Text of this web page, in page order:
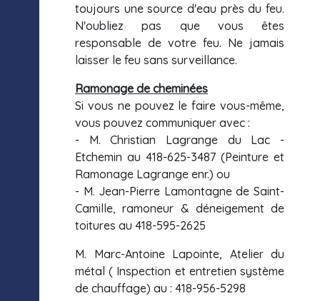
toujours une source d'eau près du feu.
N'oubliez pas que vous êtes
responsable de votre feu. Ne jamais
laisser le feu sans surveillance.
Ramonage de cheminées
Si vous ne pouvez le faire vous-même,
vous pouvez communiquer avec :
- M. Christian Lagrange du Lac -
Etchemin au 418-625-3487 (Peinture et
Ramonage Lagrange enr.) ou
- M. Jean-Pierre Lamontagne de Saint-
Camille, ramoneur & déneigement de
toitures au 418-595-2625
M. Marc-Antoine Lapointe, Atelier du
métal ( Inspection et entretien système
de chauffage) au : 418-956-5298